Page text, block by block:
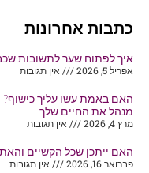
כתבות אחרונות
איך לפתוח שער לתשובות
אפריל 5, 2026
אין תגובות
האם באמת עשו עליך
מנהל את החיים שלך
מרץ 4, 2026
אין תגובות
האם ייתכן שכל הקשיים
פברואר 16, 2026
אין תגובות